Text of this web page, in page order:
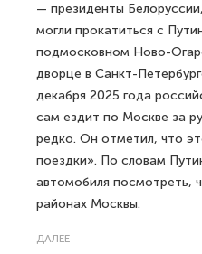
— президенты
могли прокатиться с
подмосковном Ново-
дворце в Санкт-
декабря 2025 года
сам ездит по Москве за
редко. Он отметил, что
поездки». По словам
автомобиля посмотреть,
районах Москвы.
ДАЛЕЕ